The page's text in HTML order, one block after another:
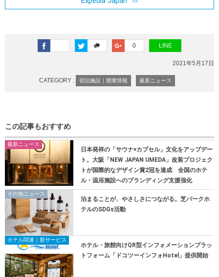
0 LINE
2021年5月17日
CATEGORY : 宿泊施設｜開業情報 最新ニュース
この記事もおすすめ
最新ニュース
日本発祥の「サウナ×カプセル」文化をアップデー
ト。大阪「NEW JAPAN UMEDA」改装プロジェク
トが国際的なデザイン賞2冠を達成 全国のホテ
ル・温浴施設へのブランディング支援強化
その他ニュース
泊まることが、やさしさにつながる。芝パークホ
テルのSDGs活動
ホテル関連｜新サービス
ホテル・旅館向けQR型インフォメーションプラッ
トフォーム「ドコツーインフォHotel」提供開始